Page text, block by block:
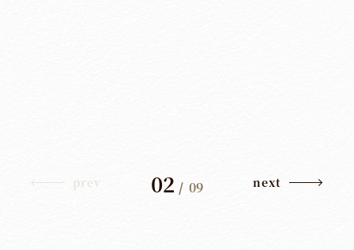
prev 02 /09 next